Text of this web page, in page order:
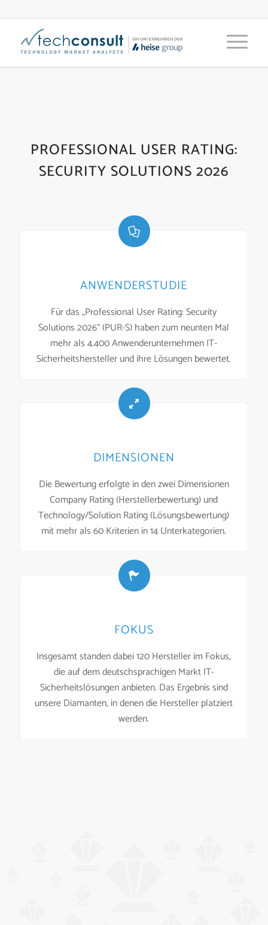
PROFESSIONAL USER RATING:
SECURITY SOLUTIONS 2026
ANWENDERSTUDIE
Für das „Professional User Rating: Security
Solutions 2026“ (PUR-S) haben zum neunten Mal
mehr als 4.400 Anwenderunternehmen IT-
Sicherheitshersteller und ihre Lösungen bewertet.
DIMENSIONEN
Die Bewertung erfolgte in den zwei Dimensionen
Company Rating (Herstellerbewertung) und
Technology/Solution Rating (Lösungsbewertung)
mit mehr als 60 Kriterien in 14 Unterkategorien.
FOKUS
Insgesamt standen dabei 120 Hersteller im Fokus,
die auf dem deutschsprachigen Markt IT-
Sicherheitslösungen anbieten. Das Ergebnis sind
unsere Diamanten, in denen die Hersteller platziert
werden.